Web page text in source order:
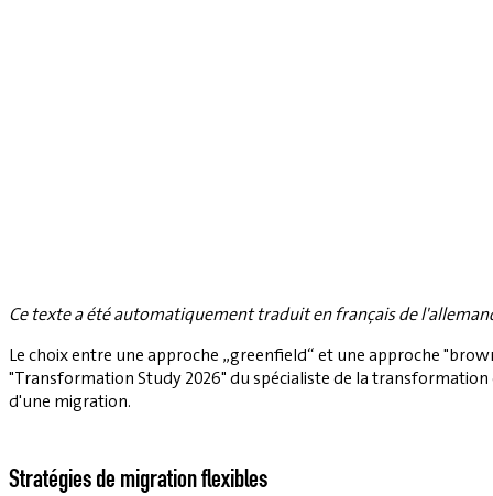
Ce texte a été automatiquement traduit en français de
Le choix entre une approche „greenfield“ et une approche
"Transformation Study 2026" du spécialiste de la
d'une migration.
Stratégies de migration flexibles